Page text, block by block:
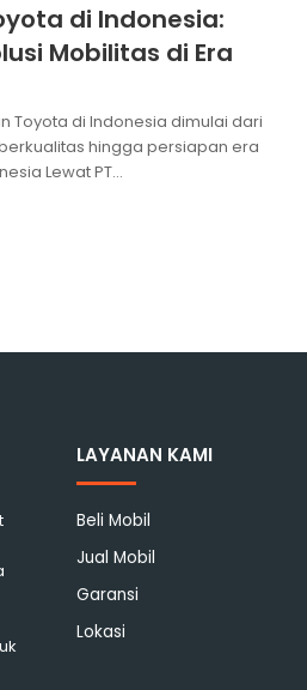
di Indonesia:
Mobilitas di Era
Toyota di Indonesia dimulai dari
hingga persiapan era
Lewat PT…
LAYANAN KAMI
Beli Mobil
Jual Mobil
Garansi
Lokasi